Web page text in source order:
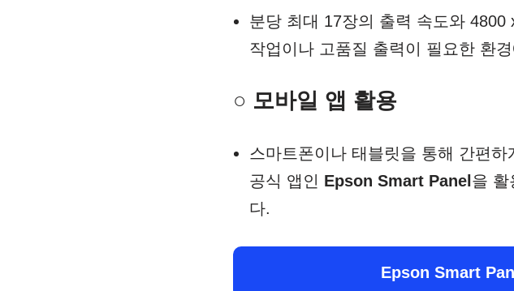
분당 최대 17장의 출력 속도와
작업이나 고품질 출력이 필요한 환
○ 모바일 앱 활용
스마트폰이나 태블릿을 통해 간편
공식 앱인 Epson Smart Panel 을 활
다.
Epson Smart